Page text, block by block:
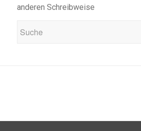
anderen Schreibweise